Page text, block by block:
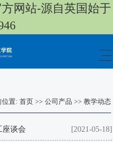
网站-源自英国始于
位置: 首页 >> 公司产品 >> 教学动态
[2021-05-18]
座谈会